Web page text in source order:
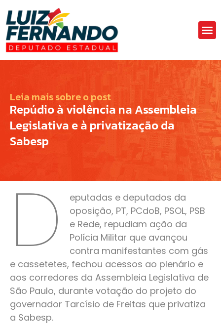
Leia mais sobre o post
Repúdio à violência na Assembleia
Legislativa e à privatização da
Sabesp
D
eputadas e deputados da
oposição, PT, PCdoB, PSOL, PSB
e Rede, repudiam ação da
Polícia Militar que avançou
contra manifestantes com gás
e cassetetes, fechou acessos ao plenário e
aos corredores da Assembleia Legislativa de
São Paulo, durante votação do projeto do
governador Tarcísio de Freitas que privatiza
a Sabesp.